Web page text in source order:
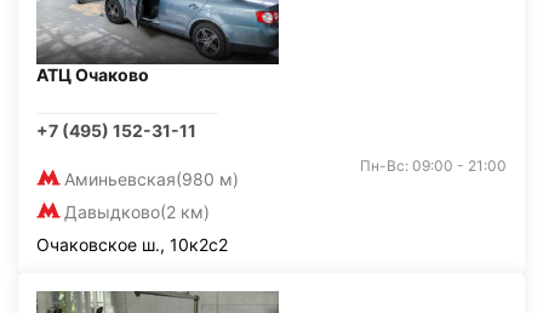
АТЦ Очаково
+7 (495) 152-31-11
Аминьевская(980 м)
Давыдково(2 км)
Пн-Вс: 09:00 - 21:00
Очаковское ш., 10к2с2